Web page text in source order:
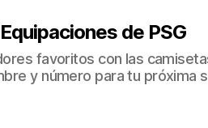
de PSG
favoritos con las
y número para tu próxima